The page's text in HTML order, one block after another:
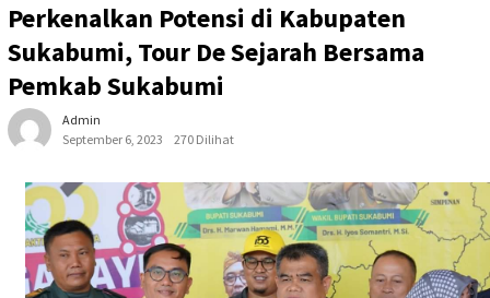
Perkenalkan Potensi di Kabupaten
Sukabumi, Tour De Sejarah Bersama
Pemkab Sukabumi
Admin
September 6, 2023
270 Dilihat